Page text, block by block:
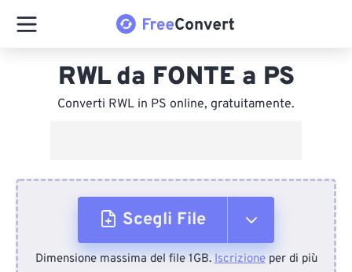
RWL da FONTE a PS
Converti RWL in PS online, gratuitamente.
Scegli File
Dimensione massima del file 1GB.Iscrizioneper di più